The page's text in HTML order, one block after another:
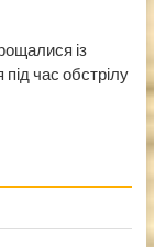
із
час обстрілу